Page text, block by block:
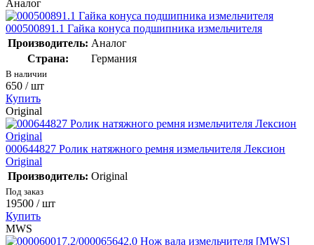
Аналог
000500891.1 Гайка конуса подшипника измельчителя
Производитель: Аналог
Страна:
Германия
В наличии
650 / шт
Купить
Original
000644827 Ролик натяжного ремня измельчителя Лексион
Original
Производитель: Original
Под заказ
19500 / шт
Купить
MWS